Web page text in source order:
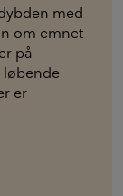
med
om emnet
på
løbende
er